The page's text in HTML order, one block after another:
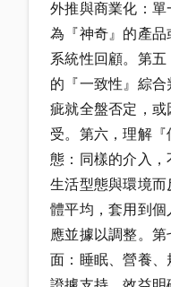
外推與商業化：
為『神奇』的產
系統性回顧。第
的『一致性』綜
疵就全盤否定，
受。第六，理解
態：同樣的介入，
生活型態與環境
體平均，套用到
應並據以調整。
面：睡眠、營養